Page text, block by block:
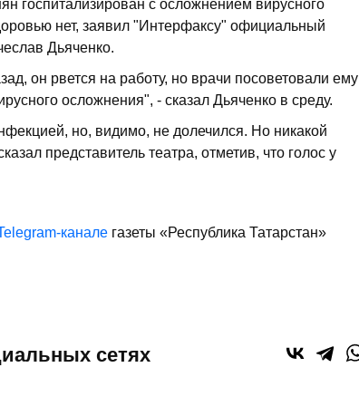
госпитализирован с осложнением вирусного
нет, заявил "Интерфаксу" официальный
Дьяченко.
он рвется на работу, но врачи посоветовали ему
осложнения", - сказал Дьяченко в среду.
но, видимо, не долечился. Но никакой
представитель театра, отметив, что голос у
канале газеты «Республика Татарстан»
сетях